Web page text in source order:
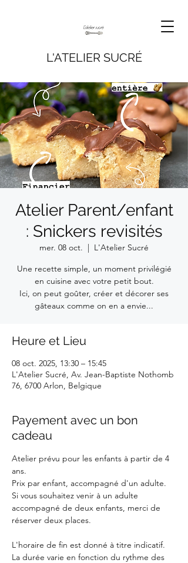
L'ATELIER SUCRÉ
Atelier Parent/enfant
: Snickers revisités
mer. 08 oct.
  |
L'Atelier Sucré
Une recette simple, un moment privilégié
en cuisine avec votre petit bout.
Ici, on peut goûter, créer et décorer ses
gâteaux comme on en a envie...
Heure et Lieu
08 oct. 2025, 13:30 – 15:45
L'Atelier Sucré, Av. Jean-Baptiste Nothomb
76, 6700 Arlon, Belgique
Payement avec un bon
cadeau
Atelier prévu pour les enfants à partir de 4
ans.
Prix par enfant, accompagné d'un adulte.
Si vous souhaitez venir à un adulte
accompagné de deux enfants, merci de
réserver deux places.
L'horaire de fin est donné à titre indicatif.
La durée varie en fonction du rythme des